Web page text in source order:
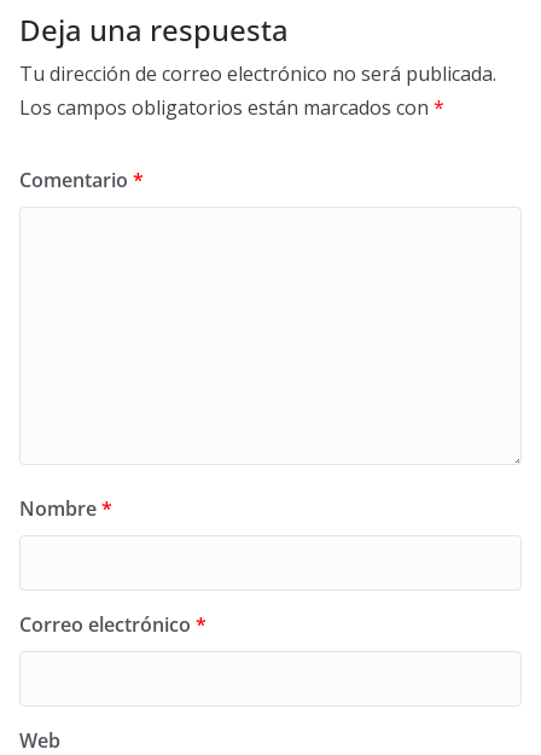
Deja una respuesta
Tu dirección de correo electrónico no será publicada.
Los campos obligatorios están marcados con *
Comentario *
Nombre*
Correo electrónico *
Web